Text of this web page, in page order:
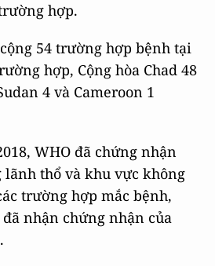
hợp.
54 trường hợp bệnh tại
hợp, Cộng hòa Chad 48
4 và Cameroon 1
WHO đã chứng nhận
lãnh thổ và khu vực không
trường hợp mắc bệnh,
nhận chứng nhận của